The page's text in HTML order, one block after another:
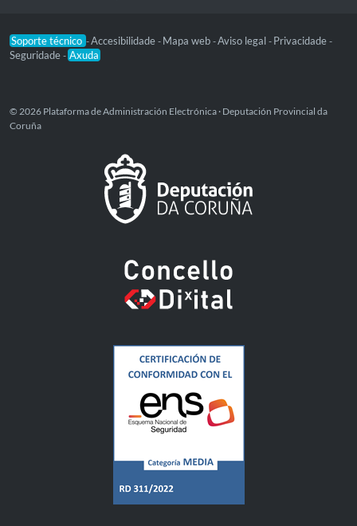
Soporte técnico -Accesibilidade - Mapa web -Aviso legal - Privacidade -
Seguridade - Axuda
© 2026 Plataforma de Administración Electrónica · Deputación Provincial da
Coruña